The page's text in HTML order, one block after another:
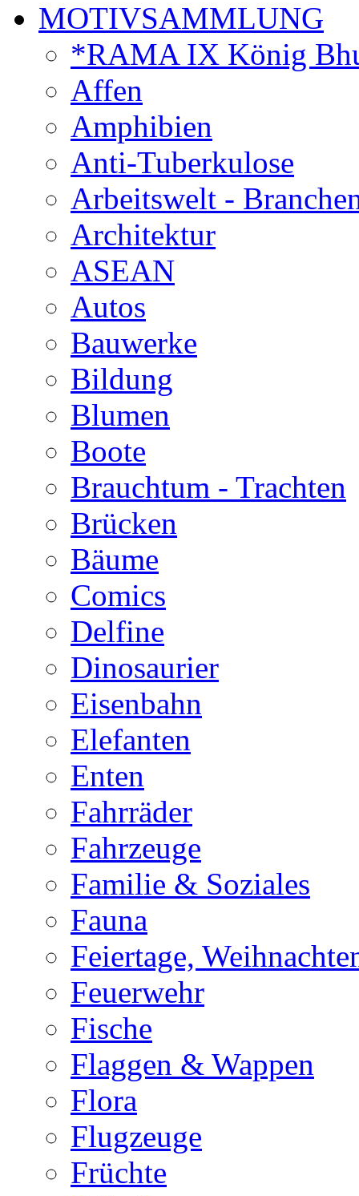
MOTIVSAMMLUNG
*RAMA IX König
Affen
Amphibien
Anti-Tuberkulose
Arbeitswelt -
Architektur
ASEAN
Autos
Bauwerke
Bildung
Blumen
Boote
Brauchtum - Trachten
Brücken
Bäume
Comics
Delfine
Dinosaurier
Eisenbahn
Elefanten
Enten
Fahrräder
Fahrzeuge
Familie & Soziales
Fauna
Feiertage,
Feuerwehr
Fische
Flaggen & Wappen
Flora
Flugzeuge
Früchte